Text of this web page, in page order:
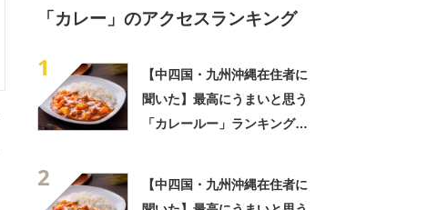
「カレー」のアクセスランキング
1
【中四国・九州沖縄在住者に
聞いた】最高にうまいと思う
「カレールー」ランキング
2
【中四国・九州沖縄在住者に